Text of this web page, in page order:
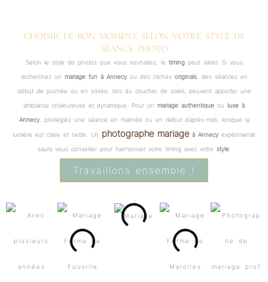
CHOISIR LE BON MOMENT SELON VOTRE STYLE DE
SÉANCE PHOTO
Selon le style de photos que vous souhaitez, le timingpeut varier. Si vous
recherchez un mariage fun à Annecyou des clichés originals, des séances en
début de journée ou en soirée, lors du coucher de soleil, peuvent apporter une
ambiance chaleureuse et dynamique. Pour un mariage authentique ou luxe à
Annecy, privilégiez une séance en matinée ou en début d’après-midi, lorsque la
lumière est claire et nette. Un photographe mariageà Annecy expérimenté
saura vous conseiller pour harmoniser votre timing avec votre style.
Travaillons ensemble !